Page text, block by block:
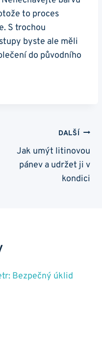
to proces
S trochou
byste ale měli
do původního
DALŠÍ
Jak umýt litinovou
pánev a udržet ji v
kondici